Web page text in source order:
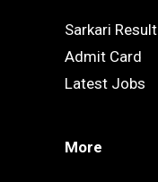
Sarkari Result
Admit Card
Latest Jobs
More